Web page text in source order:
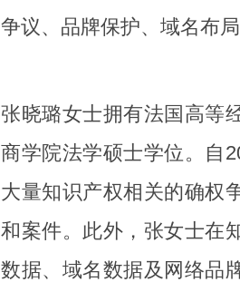
争议、品牌保护、域名布
张晓璐女士拥有法国高等
商学院法学硕士学位。自
大量知识产权相关的确权
和案件。此外，张女士在
数据、域名数据及网络品